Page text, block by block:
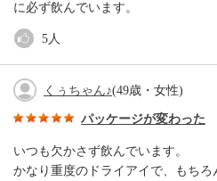
に必ず飲んでいます。
5人
くぅちゃん♪(49歳・女性)
パッケージが変わった
いつも欠かさず飲んでいます。
かなり重度のドライアイで、もち